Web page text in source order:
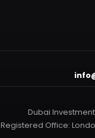
Dubai Investment
Registered Office: